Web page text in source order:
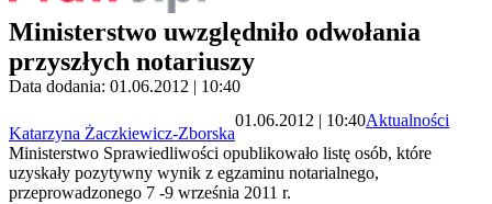
Ministerstwo uwzględniło odwołania
przyszłych notariuszy
Data dodania: 01.06.2012 | 10:40
Katarzyna Żaczkiewicz-Zborska
01.06.2012 | 10:40Aktualności
Ministerstwo Sprawiedliwości opublikowało listę osób, które
uzyskały pozytywny wynik z egzaminu notarialnego,
przeprowadzonego 7 -9 września 2011 r.